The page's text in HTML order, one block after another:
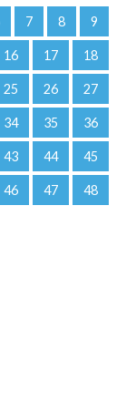
7 8 9
16 17 18
25 26 27
34 35 36
43 44 45
46 47 48